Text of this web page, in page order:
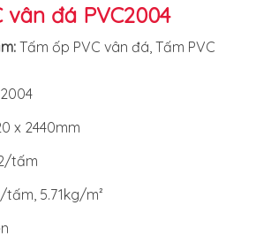
đá PVC2004
Tấm ốp PVC vân đá Tấm PVC
x 2440mm
tấm
tấm, 5.71kg/m²